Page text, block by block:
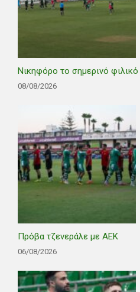
Νικηφόρο το σημερινό φιλικό
08/08/2026
Πρόβα τζενεράλε με ΑΕΚ
06/08/2026